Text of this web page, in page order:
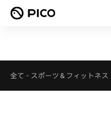
全て - スポーツ＆フィットネス